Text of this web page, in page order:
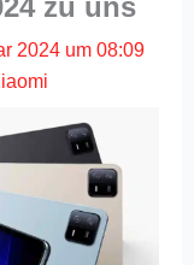
zu uns
2024 um 08:09